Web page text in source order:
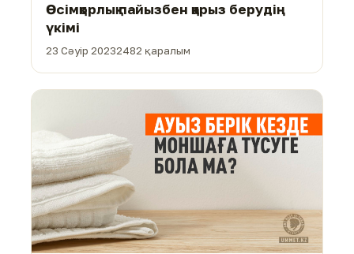
Өсімқорлық пайызбен қарыз берудің
үкімі
23 Сәуір 20232482 қаралым